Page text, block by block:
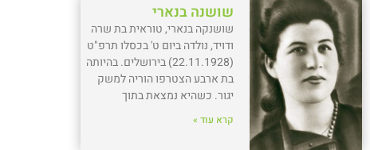
שושנה בנארי
שושנקה בנארי, טוראית בת שרה
ודויד, נולדה ביום ט' בכסלו תרפ"ט
(22.11.1928) בירושלים. בהיותה
בת ארבע הצטרפו הוריה למשק
יגור. כשהיא נמצאת בתוך
קרא עוד »